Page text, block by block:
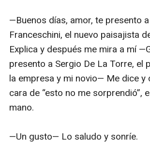
—Buenos días, amor, te presento
Franceschini, el nuevo paisajista
Explica y después me mira a mí
presento a Sergio De La Torre, el
la empresa y mi novio— Me dice y
cara de “esto no me sorprendió”,
mano.
—Un gusto— Lo saludo y sonríe.